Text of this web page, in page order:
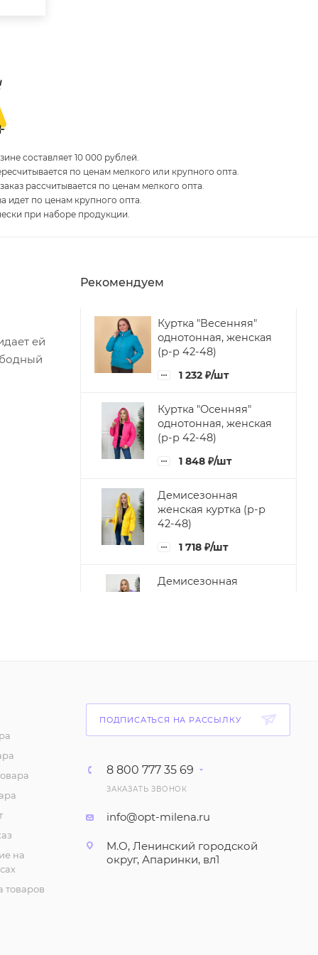
составляет 10 000 рублей.
по ценам мелкого или крупного опта.
рассчитывается по ценам мелкого опта.
идет по ценам крупного опта.
при наборе продукции.
ей
Рекомендуем
Куртка "Весенняя"
однотонная, женская
(р-р 42-48)
1 232 ₽/шт
Куртка "Осенняя"
однотонная, женская
(р-р 42-48)
1 848 ₽/шт
Демисезонная
женская куртка (р-р
42-48)
1 718 ₽/шт
Демисезонная
1 911₽/шт
Демисезонная
(Рубашка) весна-осень
(р-р 42-48)
Куртка женская
на
товаров
ПОДПИСАТЬСЯ НА РАССЫЛКУ
8 800 777 35 69
ЗАКАЗАТЬ ЗВОНОК
info@opt-milena.ru
М.О, Ленинский городской
округ, Апаринки, вл1